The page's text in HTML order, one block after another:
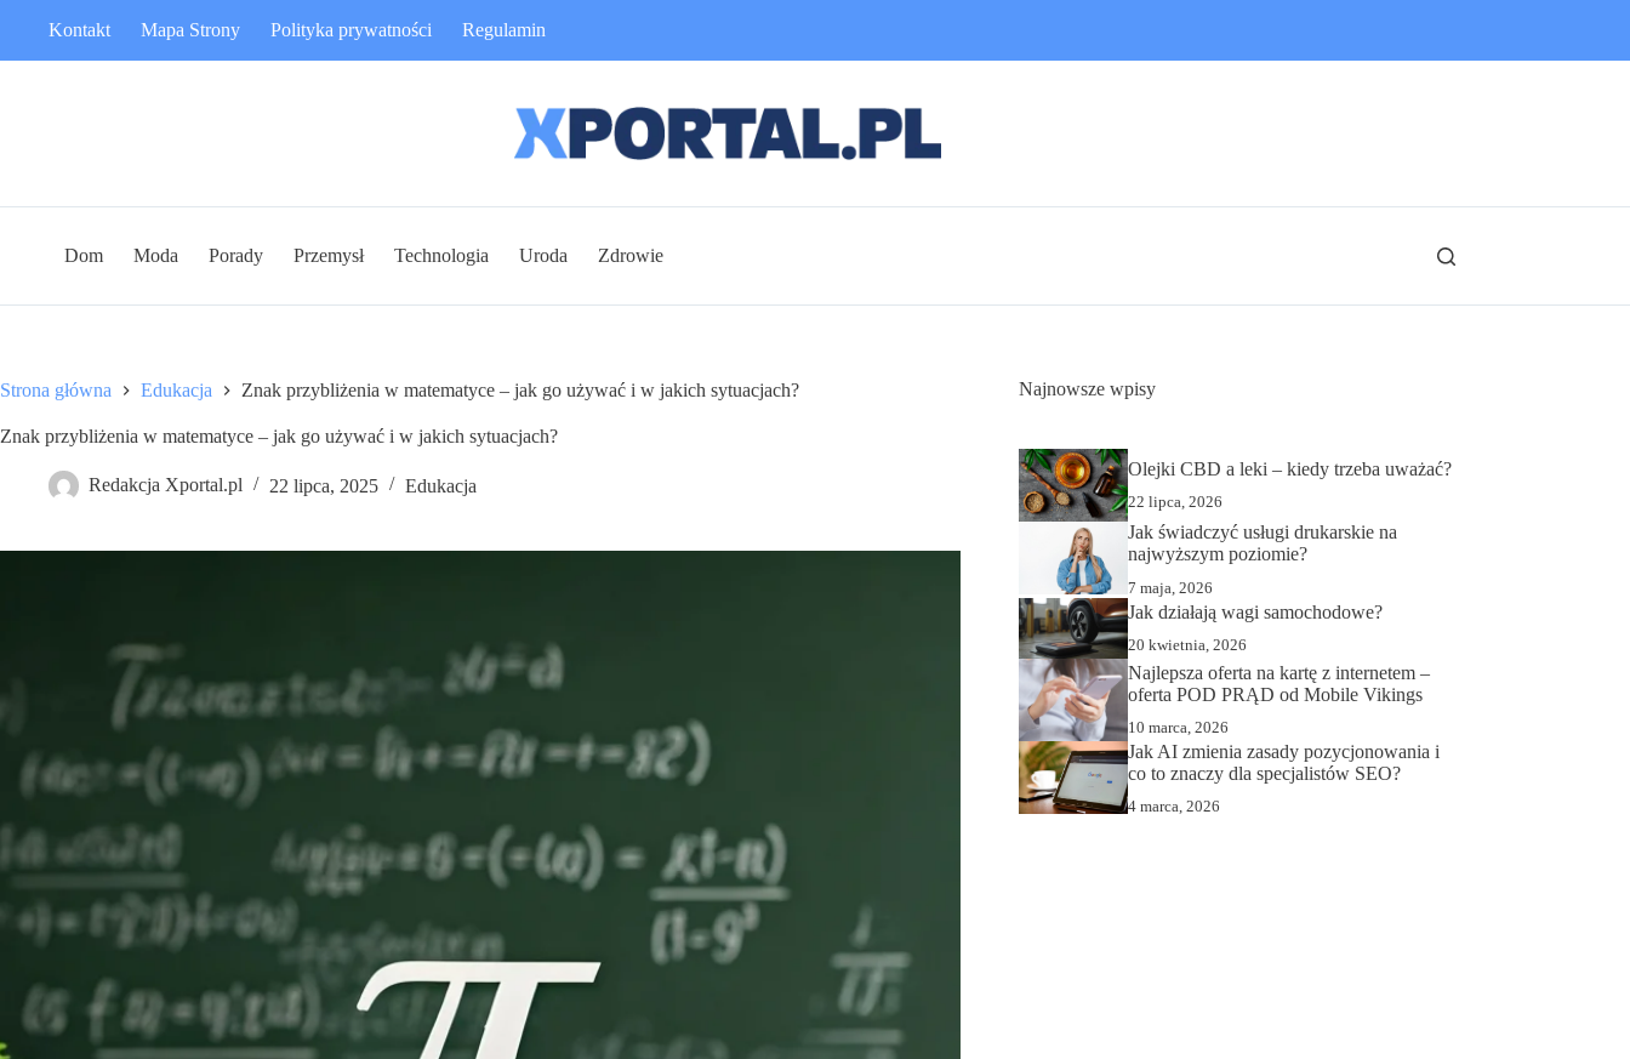
Kontakt Mapa Strony Polityka prywatności Regulamin
Dom Moda Porady Przemysł Technologia Uroda Zdrowie
Strona główna Edukacja Znak przybliżenia w matematyce – jak go używać i w jakich sytuacjach?
Znak przybliżenia w matematyce – jak go używać i w jakich sytuacjach?
Redakcja Xportal.pl 22 lipca, 2025 Edukacja
Najnowsze wpisy
Olejki CBD a leki – kiedy trzeba uważać?
22 lipca, 2026
Jak świadczyć usługi drukarskie na
najwyższym poziomie?
7 maja, 2026
Jak działają wagi samochodowe?
20 kwietnia, 2026
Najlepsza oferta na kartę z internetem –
oferta POD PRĄD od Mobile Vikings
10 marca, 2026
Jak AI zmienia zasady pozycjonowania i
co to znaczy dla specjalistów SEO?
4 marca, 2026